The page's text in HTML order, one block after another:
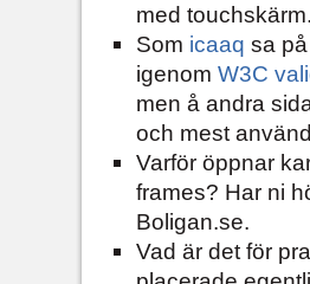
med touchskärm.
Som icaaq sa
igenom W3C
men å andra
och mest
Varför öppnar
frames? Har ni
Boligan.se.
Vad är det för